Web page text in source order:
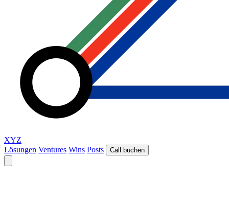
XYZ
Lösungen Ventures Wins Posts Call buchen